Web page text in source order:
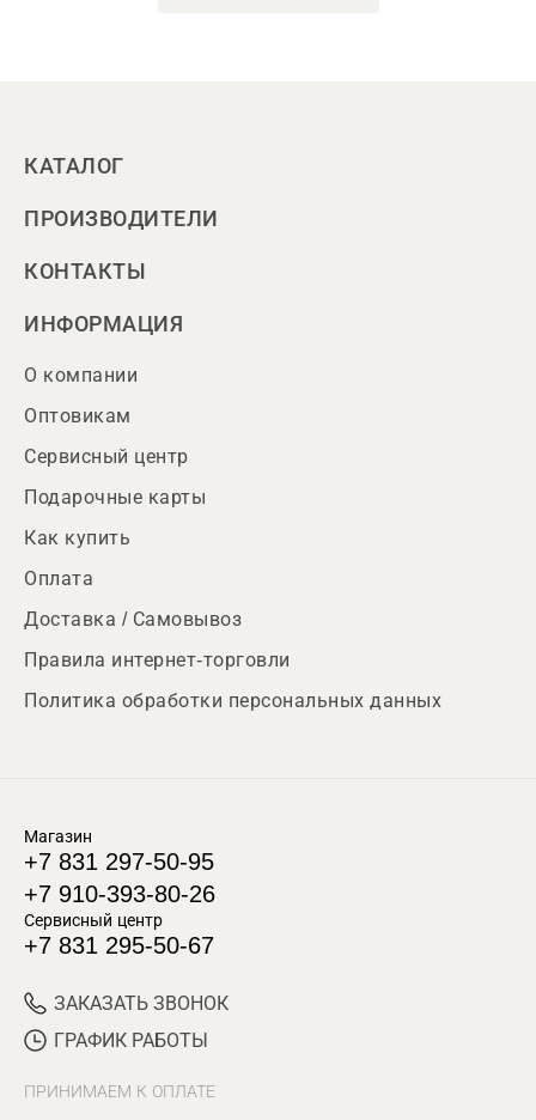
КАТАЛОГ
ПРОИЗВОДИТЕЛИ
КОНТАКТЫ
ИНФОРМАЦИЯ
О компании
Оптовикам
Сервисный центр
Подарочные карты
Как купить
Оплата
Доставка / Самовывоз
Правила интернет-торговли
Политика обработки персональных данных
Магазин
+7 831 297-50-95
+7 910-393-80-26
Сервисный центр
+7 831 295-50-67
ЗАКАЗАТЬ ЗВОНОК
ГРАФИК РАБОТЫ
ПРИНИМАЕМ К ОПЛАТЕ